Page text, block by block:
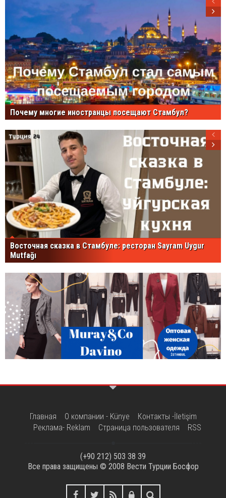
Почему многие иностранцы посещают Стамбул?
Восточная сказка в Стамбуле: ресторан Sayram Uygur
Mutfağı
Главная О компании - Künye
Контакты -İletişim
Реклама- Reklam
Страница пользователя RSS
(+90 212) 503 38 39
Все права защищены © 2008 Вести Турции Босфор